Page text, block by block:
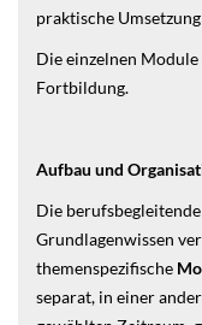
praktische
Die einzelnen
Fortbildung.
Aufbau und
Die
Grundlagenwissen
themenspezifische
separat, in einer